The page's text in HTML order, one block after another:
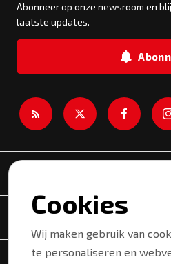
Abonneer op onze newsroom en
laatste updates.
Onderwerpen
Cookies
Wij maken gebruik van
te personaliseren en